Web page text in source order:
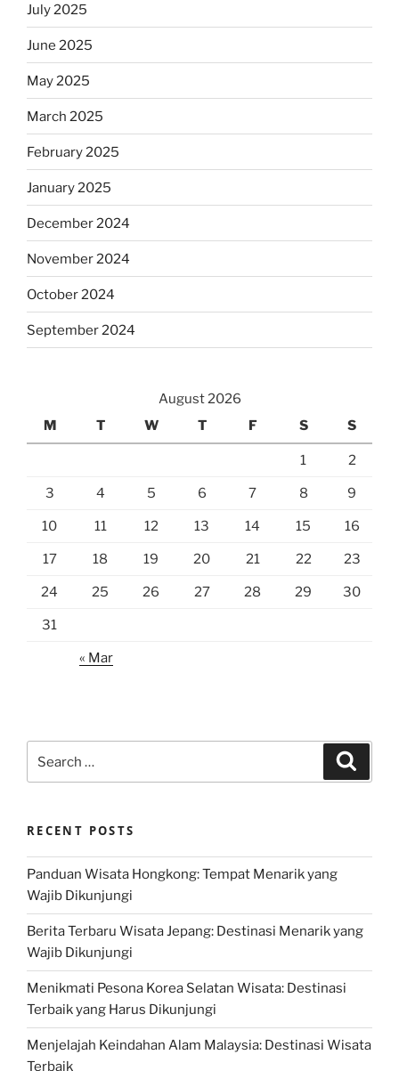
July 2025
June 2025
May 2025
March 2025
February 2025
January 2025
December 2024
November 2024
October 2024
September 2024
August 2026
M
T W T F S S
1 2
3 4 5 6 7 8 9
10 11 12 13 14 15 16
17 18 19 20 21 22 23
24 25 26 27 28 29 30
31
« Mar
for:
RECENT POSTS
Panduan Wisata Hongkong: Tempat Menarik yang
Wajib Dikunjungi
Berita Terbaru Wisata Jepang: Destinasi Menarik yang
Wajib Dikunjungi
Menikmati Pesona Korea Selatan Wisata: Destinasi
Terbaik yang Harus Dikunjungi
Menjelajah Keindahan Alam Malaysia: Destinasi Wisata
Terbaik